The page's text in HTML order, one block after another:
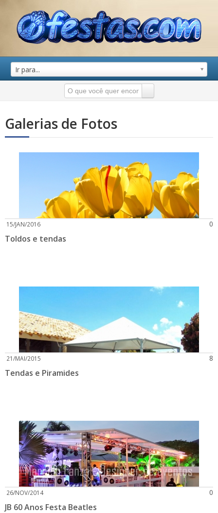
Ir para...
Galerias de Fotos
15/JAN/2016 0
Toldos e tendas
21/MAI/2015 8
Tendas e Piramides
26/NOV/2014 0
JB 60 Anos Festa Beatles